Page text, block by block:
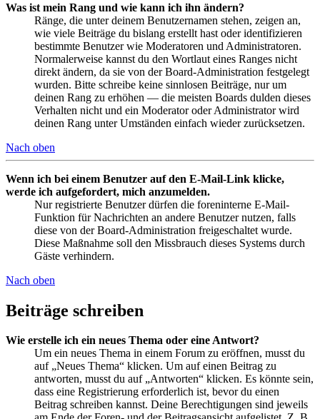
Was ist mein Rang und wie kann ich ihn ändern?
Ränge, die unter deinem Benutzernamen stehen, zeigen an,
wie viele Beiträge du bislang erstellt hast oder identifizieren
bestimmte Benutzer wie Moderatoren und Administratoren.
Normalerweise kannst du den Wortlaut eines Ranges nicht
direkt ändern, da sie von der Board-Administration festgelegt
wurden. Bitte schreibe keine sinnlosen Beiträge, nur um
deinen Rang zu erhöhen — die meisten Boards dulden dieses
Verhalten nicht und ein Moderator oder Administrator wird
deinen Rang unter Umständen einfach wieder zurücksetzen.
Nach oben
Wenn ich bei einem Benutzer auf den E-Mail-Link klicke,
werde ich aufgefordert, mich anzumelden.
Nur registrierte Benutzer dürfen die foreninterne E-Mail-
Funktion für Nachrichten an andere Benutzer nutzen, falls
diese von der Board-Administration freigeschaltet wurde.
Diese Maßnahme soll den Missbrauch dieses Systems durch
Gäste verhindern.
Nach oben
Beiträge schreiben
Wie erstelle ich ein neues Thema oder eine Antwort?
Um ein neues Thema in einem Forum zu eröffnen, musst du
auf „Neues Thema“ klicken. Um auf einen Beitrag zu
antworten, musst du auf „Antworten“ klicken. Es könnte sein,
dass eine Registrierung erforderlich ist, bevor du einen
Beitrag schreiben kannst. Deine Berechtigungen sind jeweils